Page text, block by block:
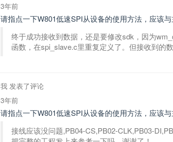
3年前
请指点一下W801低速SPI从设备的使用方法，应该
终于成功接收到数据，还是要修改sdk，因为
函数，在spi_slave.c里重复定义了。但接收到的
我 发表了评论
3年前
请指点一下W801低速SPI从设备的使用方法，应该
接线应该没问题,PB04-CS,PB02-CLK,PB03-